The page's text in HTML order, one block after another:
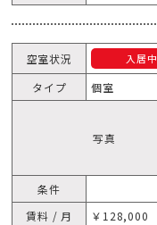
空室状況 入居中
タイプ
個室
写真
条件
賃料 / 月
￥128,000